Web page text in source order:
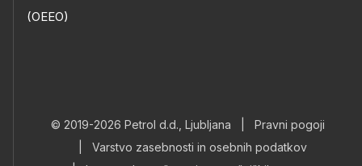
(OEEO)
© 2019-2026 Petrol d.d., Ljubljana
Pravni pogoji
Varstvo zasebnosti in osebnih podatkov